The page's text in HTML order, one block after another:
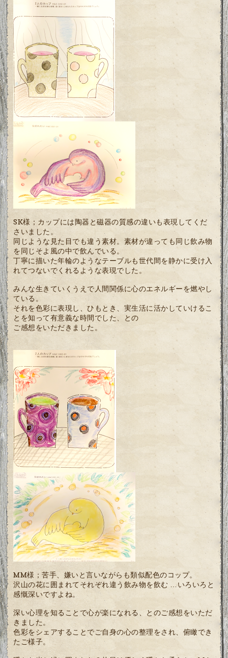
SK様；カップには陶器と磁器の質感の違いも表現してくだ
さいました。
同じような見た目でも違う素材。素材が違っても同じ飲み物
を同じそよ風の中で飲んでいる。
丁寧に描いた年輪のようなテーブルも世代間を静かに受け入
れてつないでくれるような表現でした。
みんな生きていくうえで人間関係に心のエネルギーを燃やし
ている。
それを色彩に表現し、ひもとき、実生活に活かしていけるこ
とを知って有意義な時間でした、
との
ご感想をいただきました。
MM様；苦手、嫌いと言いながらも類似配色のコップ。
沢山の花に囲まれてそれぞれ違う飲み物を飲む …いろいろと
感慨深いですよね。
深い心理を知ることで心が楽になれる、とのご感想をいただ
きました。
色彩をシェアすることでご自身の心の整理をされ、俯瞰でき
たご様子。